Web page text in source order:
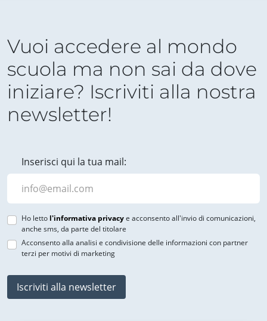
Vuoi accedere al mondo
scuola ma non sai da dove
iniziare? Iscriviti alla nostra
newsletter!
Inserisci qui la tua mail:
Ho letto l'informativa privacye acconsento all'invio di comunicazioni,
anche sms, da parte del titolare
Acconsento alla analisi e condivisione delle informazioni con partner
terzi per motivi di marketing
Iscriviti alla newsletter